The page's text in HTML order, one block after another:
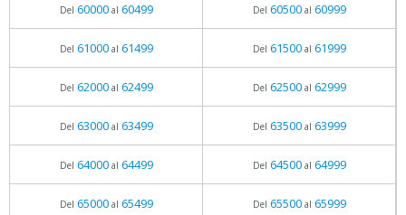
Del 60000al 60499 Del 60500al 60999
Del 61000al 61499 Del 61500al 61999
Del 62000al 62499 Del 62500al 62999
Del 63000al 63499 Del 63500al 63999
Del 64000al 64499 Del 64500al 64999
Del 65000al 65499 Del 65500al 65999